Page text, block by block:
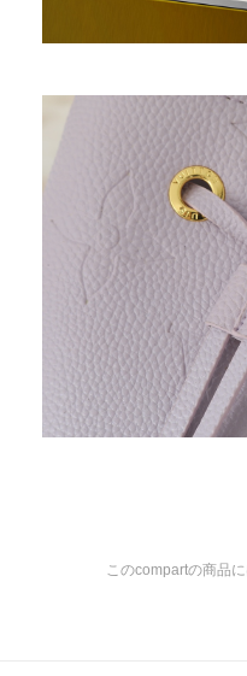
このcompartの商品